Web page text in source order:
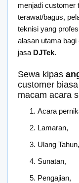
menjadi customer
terawat/bagus,
teknisi yang
alasan utama
jasa DJTek.
Sewa kipas
customer
macam acara
Acara
Lamaran,
Ulang Tahun,
Sunatan,
Pengajian,